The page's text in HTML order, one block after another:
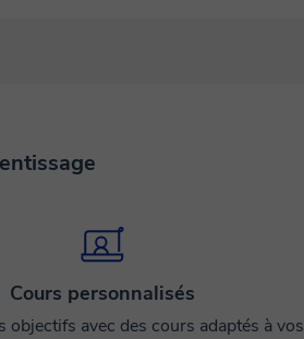
Cours personnalisés
objectifs avec des cours adaptés à vos